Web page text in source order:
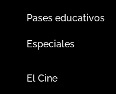
Pases educativos
Especiales
El Cine